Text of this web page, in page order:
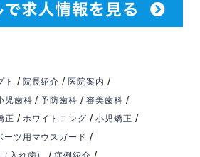
ト / 院長紹介 / 医院案内 /
児歯科 / 予防歯科 / 審美歯科 /
正 / ホワイトニング / 小児矯正 /
ーツ用マウスガード /